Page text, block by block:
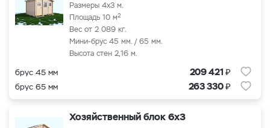
Размеры 4x3 м.
Площадь 10 м2
Вес от 2 089 кг.
Мини-брус 45 мм. / 65 мм.
Высота стен 2,16 м.
брус 45 мм 209 421₽
брус 65 мм 263 330₽
Хозяйственный блок 6x3